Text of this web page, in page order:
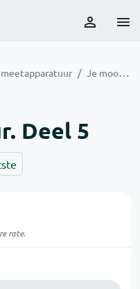
Je mooiste meetapparatuur. Deel 5
Deel 5
rate.